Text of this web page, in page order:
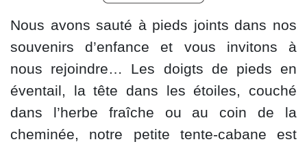
Nous avons sauté à pieds joints dans nos
souvenirs d’enfance et vous invitons à
nous rejoindre… Les doigts de pieds en
éventail, la tête dans les étoiles, couché
dans l’herbe fraîche ou au coin de la
cheminée, notre petite tente-cabane est